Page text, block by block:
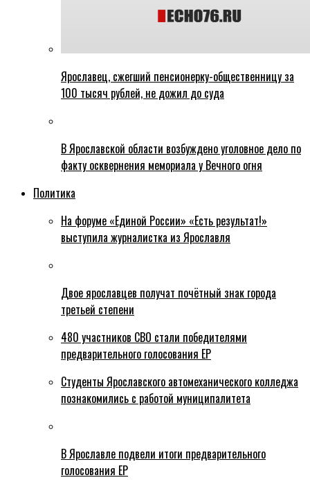
Ярославец, сжегший пенсионерку-общественницу за
100 тысяч рублей, не дожил до суда
В Ярославской области возбуждено уголовное дело по
факту осквернения мемориала у Вечного огня
Политика
На форуме «Единой России» «Есть результат!»
выступила журналистка из Ярославля
Двое ярославцев получат почётный знак города
третьей степени
480 участников СВО стали победителями
предварительного голосования ЕР
Студенты Ярославского автомеханического колледжа
познакомились с работой муниципалитета
В Ярославле подвели итоги предварительного
голосования ЕР